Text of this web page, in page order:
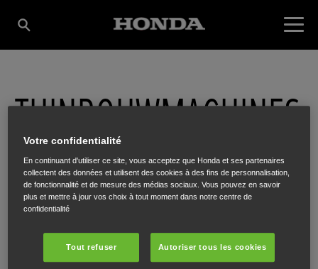
TUINBOUWMACHINES
AV&S (MIIMO MASTER
DEALER)
Nijvelsesteenweg 373,Halle,1500
Votre confidentialité
En continuant d'utiliser ce site, vous acceptez que Honda et ses partenaires
collectent des données et utilisent des cookies à des fins de personnalisation,
de fonctionnalité et de mesure des médias sociaux. Vous pouvez en savoir
plus et mettre à jour vos choix à tout moment dans notre centre de
confidentialité
Tout refuser Autoriser tous les cookies